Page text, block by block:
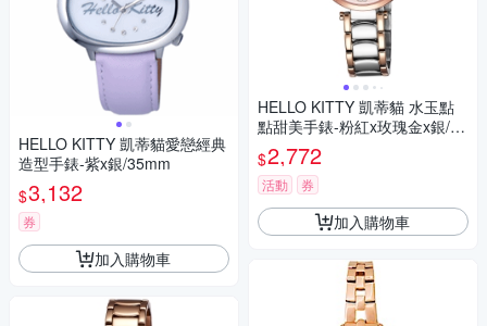
HELLO KITTY 凱蒂貓愛戀經典
造型手錶-紫x銀/35mm
$3,132
券
加入購物車
HELLO KITTY 凱蒂貓 水玉點
點甜美手錶-粉紅x玫瑰金x銀/32
mm
$2,772
活動 券
加入購物車